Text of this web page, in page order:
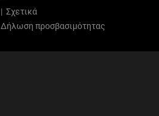
| Σχετικά
Δήλωση προσβασιμότητας